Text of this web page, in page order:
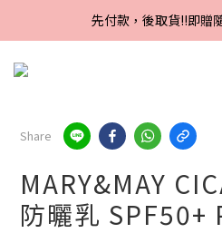
Line好友招募中，首
先付款，後取貨‼️即贈
Line好友招募中，首購
Share
MARY&MAY
防曬乳 SPF50+